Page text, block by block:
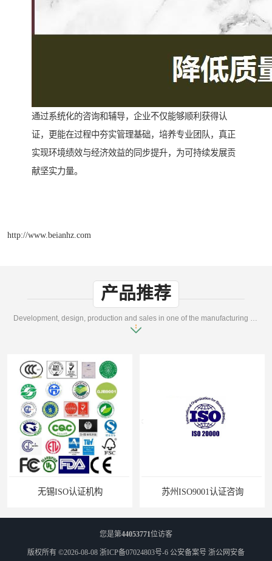
通过系统化的咨询和辅导，企业不仅能够顺利获得认
证，更能在过程中夯实管理基础，培养专业团队，真正
实现环境绩效与经济效益的同步提升，为可持续发展贡
献坚实力量。
http://www.beianhz.com
产品推荐
无锡ISO认证机构 苏州ISO9001认证咨询
您是第44053771位访客
版权所有 ©2026-08-08 浙ICP备07024803号-6 公安备案号 浙公网安备